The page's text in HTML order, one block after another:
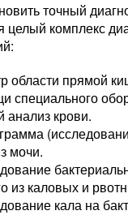
точный
целый комплекс
области прямой
специального
крови.
мочи.
из каловых и
кала на